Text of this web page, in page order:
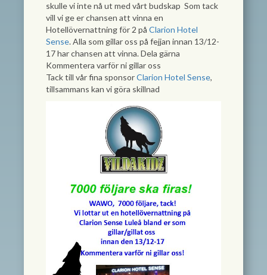
skulle vi inte nå ut med vårt budskap Som tack
vill vi ge er chansen att vinna en
Hotellövernattning för 2 på Clarion Hotel
Sense. Alla som gillar oss på fejjan innan 13/12-
17 har chansen att vinna. Dela gärna
Kommentera varför ni gillar oss
Tack till vår fina sponsorClarion Hotel Sense,
tillsammans kan vi göra skillnad